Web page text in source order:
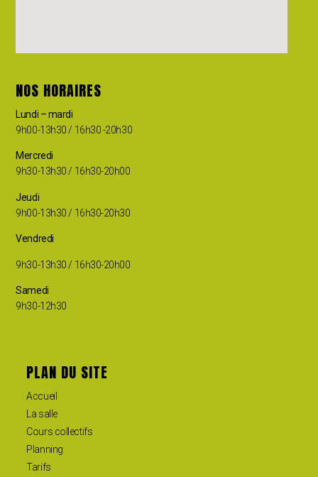
NOS HORAIRES
Lundi – mardi
9h00-13h30 / 16h30 -20h30
Mercredi
9h30-13h30 / 16h30-20h00
Jeudi
9h00-13h30 / 16h30-20h30
Vendredi
9h30-13h30 / 16h30-20h00
Samedi
9h30-12h30
PLAN DU SITE
Accueil
La salle
Cours collectifs
Planning
Tarifs